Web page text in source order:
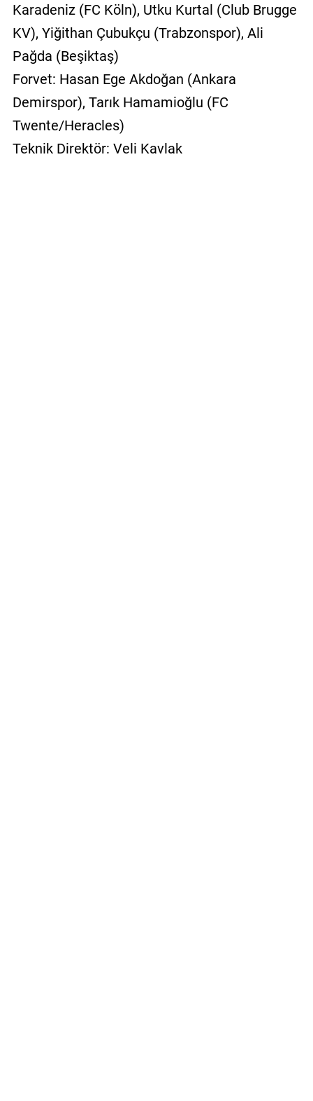
Karadeniz (FC Köln), Utku Kurtal (Club Brugge
KV), Yiğithan Çubukçu (Trabzonspor), Ali
Pağda (Beşiktaş)
Forvet: Hasan Ege Akdoğan (Ankara
Demirspor), Tarık Hamamioğlu (FC
Twente/Heracles)
Teknik Direktör: Veli Kavlak